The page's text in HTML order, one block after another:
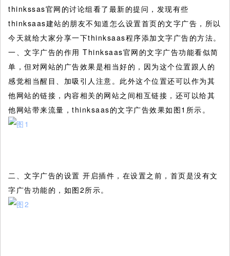
thinkssas官网的讨论组看了最新的提问，发现有些
thinksaas建站的朋友不知道怎么设置首页的文字广告，所以
今天就给大家分享一下thinksaas程序添加文字广告的方法。
一、文字广告的作用 Thinksaas官网的文字广告功能看似简
单，但对网站的广告效果是相当好的，因为这个位置跟人的
感觉相当醒目、加吸引人注意。此外这个位置还可以作为其
他网站的链接，内容相关的网站之间相互链接，还可以给其
他网站带来流量，thinksaas的文字广告效果如图1所示。
二、文字广告的设置 开启插件，在设置之前，首页是没有文
字广告功能的，如图2所示。